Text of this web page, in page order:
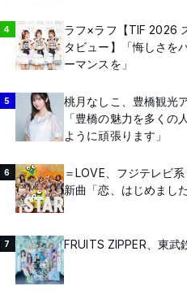
4
ラフ×ラフ【TIF 2026
タビュー】「悔しさを
ーマンスを」
5
桃月なしこ、豊橋観光
「豊橋の魅力を多くの
ように頑張ります」
6
＝LOVE、フジテレビ系
新曲「恋、はじめまし
7 FRUITS ZIPPER、東武